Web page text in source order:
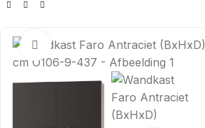
Click to enlarge